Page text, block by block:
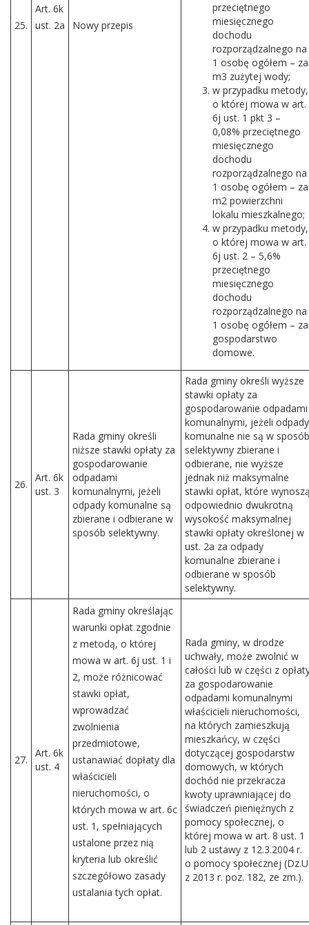
25.
Art. 6k
ust. 2a
Nowy przepis
przeciętnego
miesięcznego
dochodu
rozporządzalnego na
1 osobę ogółem – za
m3 zużytej wody;
w przypadku metody,
o której mowa w art.
6j ust. 1 pkt 3 –
0,08% przeciętnego
miesięcznego
dochodu
rozporządzalnego na
1 osobę ogółem – za
m2 powierzchni
lokalu mieszkalnego;
w przypadku metody,
o której mowa w art.
6j ust. 2 – 5,6%
przeciętnego
miesięcznego
dochodu
rozporządzalnego na
1 osobę ogółem – za
gospodarstwo
domowe.
26.
Art. 6k
ust. 3
Rada gminy określi
niższe stawki opłaty za
gospodarowanie
odpadami
komunalnymi, jeżeli
odpady komunalne są
zbierane i odbierane w
sposób selektywny.
Rada gminy określi wyższe
stawki opłaty za
gospodarowanie odpadami
komunalnymi, jeżeli odpady
komunalne nie są w sposób
selektywny zbierane i
odbierane, nie wyższe
jednak niż maksymalne
stawki opłat, które
odpowiednio dwukrotną
wysokość maksymalnej
stawki opłaty określonej w
ust. 2a za odpady
komunalne zbierane i
odbierane w sposób
selektywny.
27.
Art. 6k
ust. 4
Rada gminy określając
warunki opłat zgodnie
z metodą, o której
mowa w art. 6j ust. 1 i
2, może różnicować
stawki opłat,
wprowadzać
zwolnienia
przedmiotowe,
ustanawiać dopłaty dla
właścicieli
nieruchomości, o
których mowa w art. 6c
ust. 1, spełniających
ustalone przez nią
kryteria lub określić
szczegółowo zasady
ustalania tych opłat.
Rada gminy, w drodze
uchwały, może zwolnić w
całości lub w części z
za gospodarowanie
odpadami komunalnymi
właścicieli nieruchomości,
na których zamieszkują
mieszkańcy, w części
dotyczącej gospodarstw
domowych, w których
dochód nie przekracza
kwoty uprawniającej do
świadczeń pieniężnych z
pomocy społecznej, o
której mowa w art. 8 ust. 1
lub 2 ustawy z 12.3.2004 r.
o pomocy społecznej
z 2013 r. poz. 182, ze zm.).